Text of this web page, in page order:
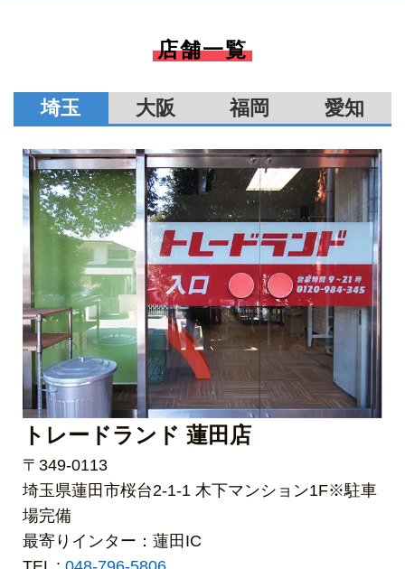
店舗一覧
埼玉 大阪 福岡 愛知
トレードランド 蓮田店
〒349-0113
埼玉県蓮田市桜台2-1-1 木下マンション1F※駐車
場完備
最寄りインター：蓮田IC